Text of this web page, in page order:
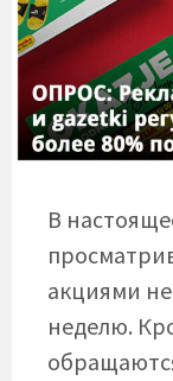
В
акциями
неделю.